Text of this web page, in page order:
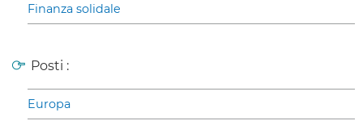
Finanza solidale
Posti :
Europa